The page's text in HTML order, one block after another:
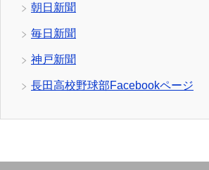
朝日新聞
毎日新聞
神戸新聞
長田高校野球部Facebookページ